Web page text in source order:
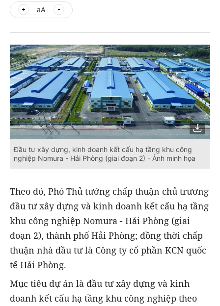
aA
Đầu tư xây dựng, kinh doanh kết cấu hạ tầng khu công
nghiệp Nomura - Hải Phòng (giai đoạn 2) - Ảnh minh họa
Theo đó, Phó Thủ tướng chấp thuận chủ trương
đầu tư xây dựng và kinh doanh kết cấu hạ tầng
khu công nghiệp Nomura - Hải Phòng (giai
đoạn 2), thành phố Hải Phòng; đồng thời chấp
thuận nhà đầu tư là Công ty cổ phần KCN quốc
tế Hải Phòng.
Mục tiêu dự án là đầu tư xây dựng và kinh
doanh kết cấu hạ tầng khu công nghiệp theo